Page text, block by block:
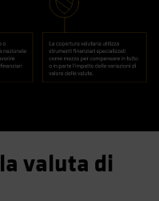
valuta di